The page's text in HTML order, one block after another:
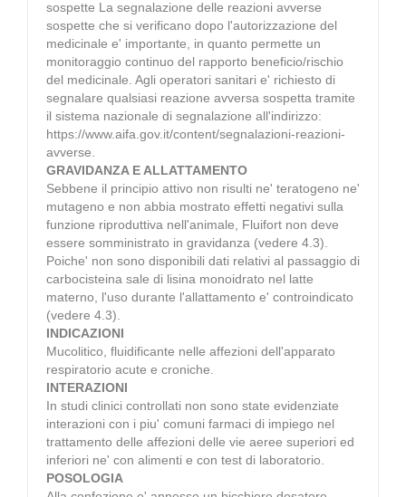
sospette La segnalazione delle reazioni avverse
sospette che si verificano dopo l'autorizzazione del
medicinale e' importante, in quanto permette un
monitoraggio continuo del rapporto beneficio/rischio
del medicinale. Agli operatori sanitari e' richiesto di
segnalare qualsiasi reazione avversa sospetta tramite
il sistema nazionale di segnalazione all'indirizzo:
https://www.aifa.gov.it/content/segnalazioni-reazioni-
avverse.
GRAVIDANZA E ALLATTAMENTO
Sebbene il principio attivo non risulti ne' teratogeno ne'
mutageno e non abbia mostrato effetti negativi sulla
funzione riproduttiva nell'animale, Fluifort non deve
essere somministrato in gravidanza (vedere 4.3).
Poiche' non sono disponibili dati relativi al passaggio di
carbocisteina sale di lisina monoidrato nel latte
materno, l'uso durante l'allattamento e' controindicato
(vedere 4.3).
INDICAZIONI
Mucolitico, fluidificante nelle affezioni dell'apparato
respiratorio acute e croniche.
INTERAZIONI
In studi clinici controllati non sono state evidenziate
interazioni con i piu' comuni farmaci di impiego nel
trattamento delle affezioni delle vie aeree superiori ed
inferiori ne' con alimenti e con test di laboratorio.
POSOLOGIA